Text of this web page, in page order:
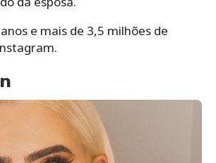
e mais de 3,5 milhões de